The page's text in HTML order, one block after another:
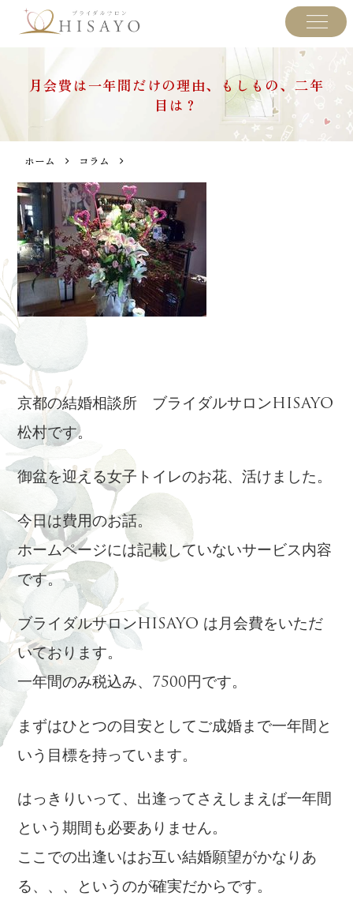
月会費は一年間だけの理由、もしもの、二年
目は？
ホーム コラム
京都の結婚相談所 ブライダルサロンHISAYO
松村です。
御盆を迎える女子トイレのお花、活けました。
今日は費用のお話。
ホームページには記載していないサービス内容
です。
ブライダルサロンHISAYO は月会費をいただ
いております。
一年間のみ税込み、7500円です。
まずはひとつの目安としてご成婚まで一年間と
いう目標を持っています。
はっきりいって、出逢ってさえしまえば一年間
という期間も必要ありません。
ここでの出逢いはお互い結婚願望がかなりあ
る、、、というのが確実だからです。